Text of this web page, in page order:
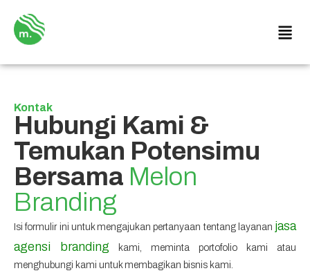
Kontak
Hubungi Kami &
Temukan Potensimu
Bersama Melon
Branding
Isi formulir ini untuk mengajukan pertanyaan tentang layanan jasa
agensi branding kami, meminta portofolio kami atau
menghubungi kami untuk membagikan bisnis kami.